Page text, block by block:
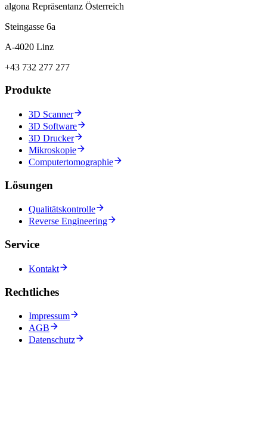
algona Repräsentanz Österreich
Steingasse 6a
A-4020 Linz
+43 732 277 277
Produkte
3D Scanner
3D Software
3D Drucker
Mikroskopie
Computertomographie
Lösungen
Qualitätskontrolle
Reverse Engineering
Service
Kontakt
Rechtliches
Impressum
AGB
Datenschutz